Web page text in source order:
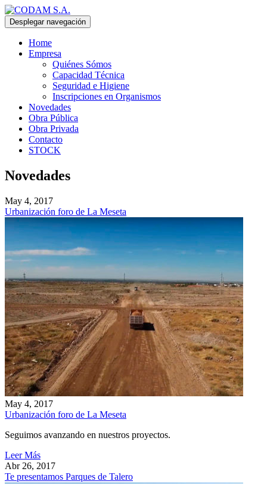
Desplegar navegación
Home
Empresa
Quiénes Sómos
Capacidad Técnica
Seguridad e Higiene
Inscripciones en Organismos
Novedades
Obra Pública
Obra Privada
Contacto
STOCK
Novedades
May 4, 2017
Urbanización foro de La Meseta
May 4, 2017
Urbanización foro de La Meseta
Seguimos avanzando en nuestros proyectos.
Leer Más
Abr 26, 2017
Te presentamos Parques de Talero